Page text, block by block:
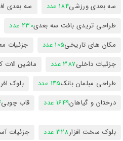
سه بعدی ورزشی184 عدد سه بعدی
طراحی تریدی بافت سه بعدی230 عدد
مکان های تاریخی105 عدد جزئیات
جزئیات داخلی387 عدد ماشین الات
طراحی مبلمان بانک145 عدد بلوک
درختان و گیاهان1649 عدد قاب چوبی
بلوک سخت افزار328 عدد جزئیات